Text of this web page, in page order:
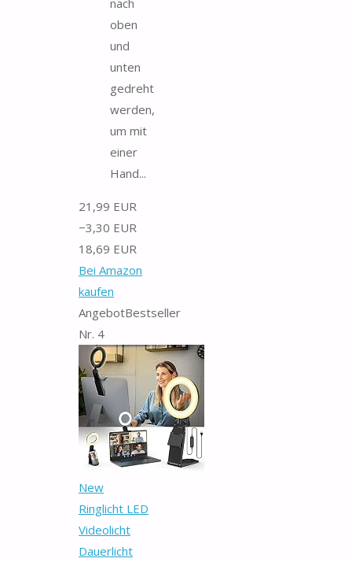
oben
und
unten
gedreht
werden,
um mit
einer
Hand...
21,99 EUR
−3,30 EUR
18,69 EUR
Bei Amazon
kaufen
AngebotBestseller
Nr. 4
New
Ringlicht LED
Videolicht
Dauerlicht